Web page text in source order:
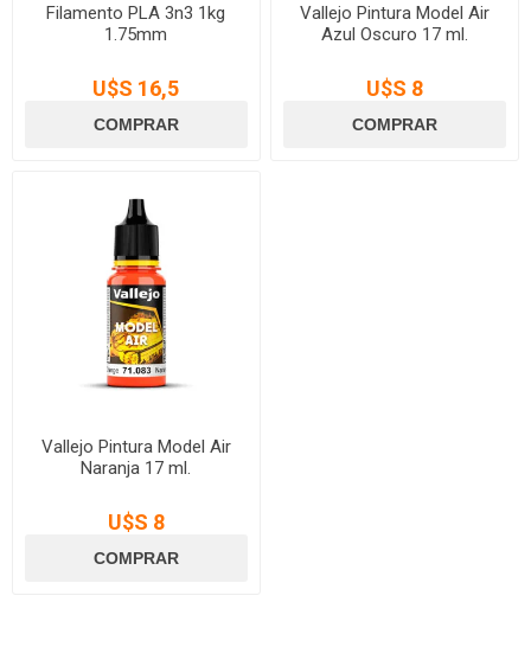
Filamento PLA 3n3 1kg
1.75mm
U$S 16,5
Vallejo Pintura Model Air
Azul Oscuro 17 ml.
U$S 8
Vallejo Pintura Model Air
Naranja 17 ml.
U$S 8